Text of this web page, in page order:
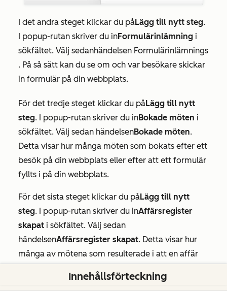
I det andra steget klickar du påLägg till nytt steg.
I popup-rutan skriver du inFormulärinlämning i
sökfältet. Välj sedanhändelsen Formulärinlämnings
. På så sätt kan du se om och var besökare skickar
in formulär på din webbplats.
För det tredje steget klickar du påLägg till nytt
steg. I popup-rutan skriver du inBokade möten i
sökfältet. Välj sedan händelsenBokade möten.
Detta visar hur många möten som bokats efter ett
besök på din webbplats eller efter att ett formulär
fyllts i på din webbplats.
För det sista steget klickar du påLägg till nytt
steg. I popup-rutan skriver du inAffärsregister
skapat i sökfältet. Välj sedan
händelsenAffärsregister skapat. Detta visar hur
många av mötena som resulterade i att en affär
Innehållsförteckning